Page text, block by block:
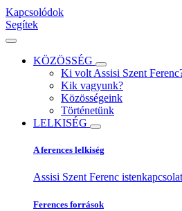
Kapcsolódok
Segítek
KÖZÖSSÉG
Ki volt Assisi Szent
Kik vagyunk?
Közösségeink
Történetünk
LELKISÉG
A ferences lelkiség
Assisi Szent Ferenc
Ferences források